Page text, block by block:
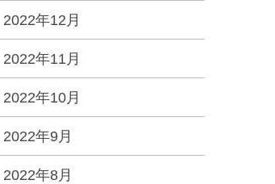
2022年12月
2022年11月
2022年10月
2022年9月
2022年8月